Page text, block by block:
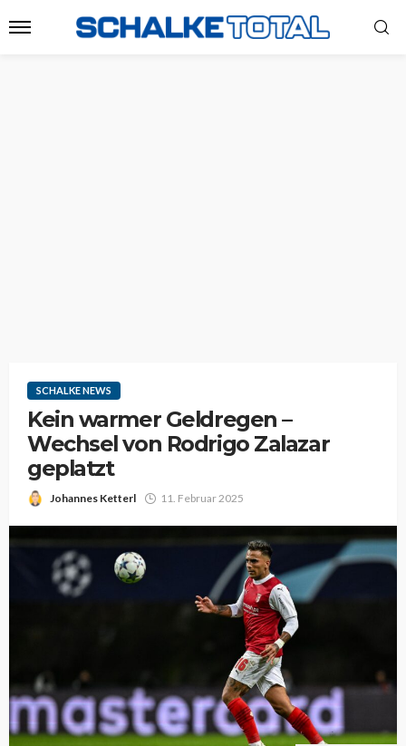
SCHALKE NEWS
Kein warmer Geldregen –
Wechsel von Rodrigo Zalazar
geplatzt
Johannes Ketterl 11. Februar 2025